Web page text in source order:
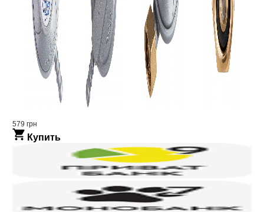
579 грн
Купить